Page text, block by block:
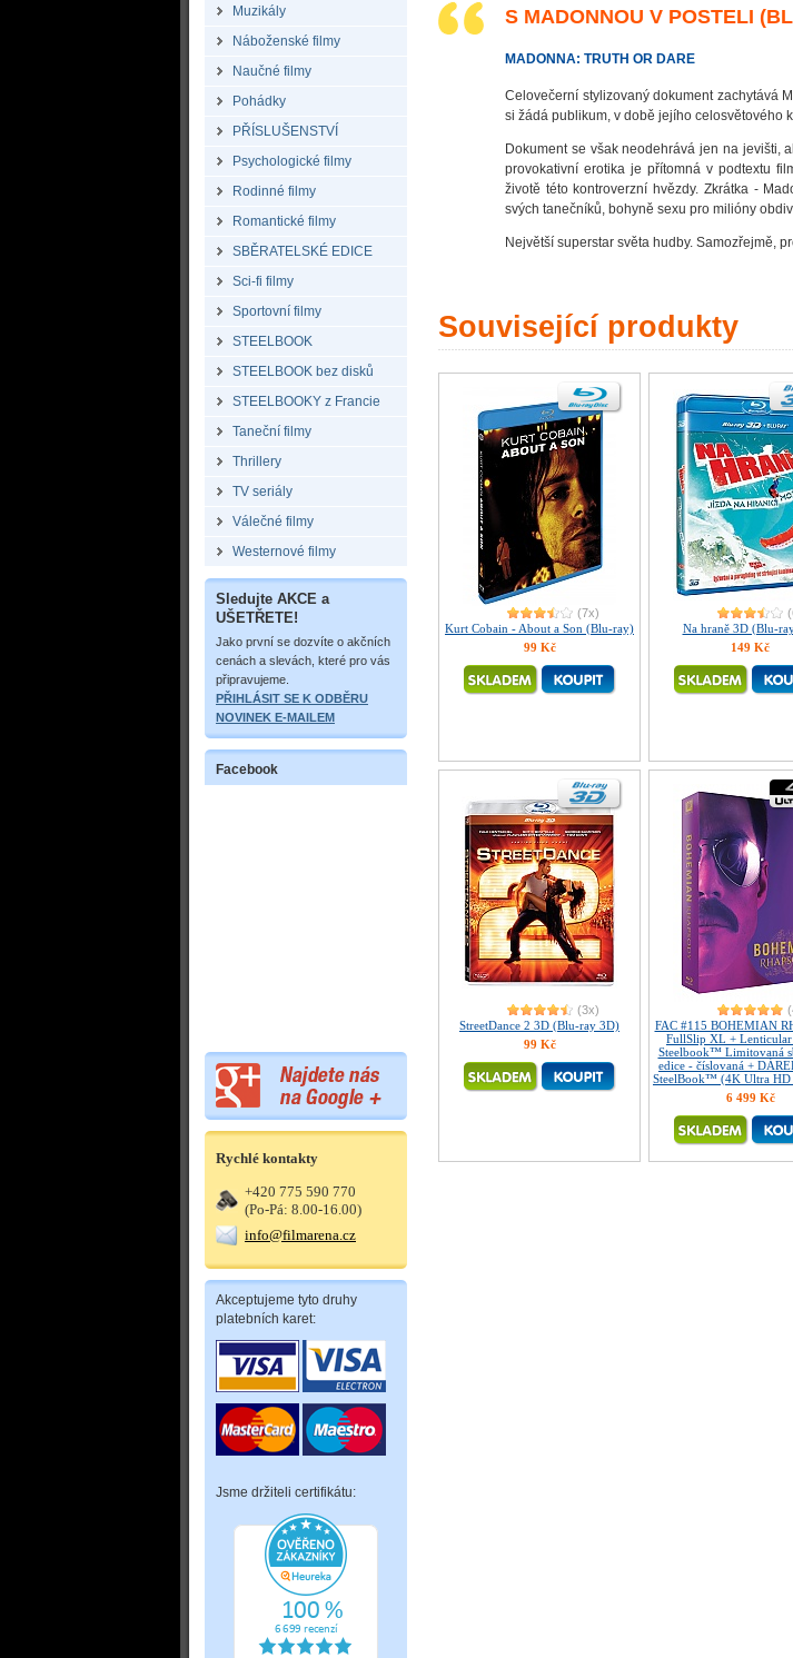
Muzikály
Náboženské filmy
Naučné filmy
Pohádky
PŘÍSLUŠENSTVÍ
Psychologické filmy
Rodinné filmy
Romantické filmy
SBĚRATELSKÉ EDICE
Sci-fi filmy
Sportovní filmy
STEELBOOK
STEELBOOK bez disků
STEELBOOKY z Francie
Taneční filmy
Thrillery
TV seriály
Válečné filmy
Westernové filmy
Sledujte AKCE a
UŠETŘETE!
Jako první se dozvíte o akčních
cenách a slevách, které pro vás
připravujeme.
PŘIHLÁSIT SE K ODBĚRU
NOVINEK E-MAILEM
Facebook
Rychlé kontakty
+420 775 590 770
(Po-Pá: 8.00-16.00)
info@filmarena.cz
Akceptujeme tyto druhy
platebních karet:
Jsme držiteli certifikátu:
S MADONNOU V POSTELI
MADONNA: TRUTH OR DARE
Celovečerní stylizovaný dokument zachytává
si žádá publikum, v době jejího celosvětového
Dokument se však neodehrává jen na jevišti,
provokativní erotika je přítomná v podtextu
životě této kontroverzní hvězdy. Zkrátka -
svých tanečníků, bohyně sexu pro milióny
Největší superstar světa hudby. Samozřejmě,
Související produkty
(7x)
Kurt Cobain - About a Son (Blu-ray)
99 Kč
Na hraně 3D (Blu-
149 Kč
(3x)
StreetDance 2 3D (Blu-ray 3D)
99 Kč
FAC #115 BOHEMIAN
FullSlip XL +
Steelbook™ Limitovaná
edice - číslovaná +
SteelBook™ (4K Ultra HD
6 499 Kč